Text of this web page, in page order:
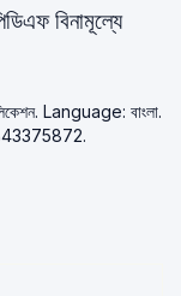
বিনামূল্যে
Language: বাংলা.